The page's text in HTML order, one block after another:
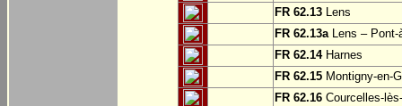
FR 62.13 Lens
FR 62.13aLens – Pont-
FR 62.14Harnes
FR 62.15 Montigny-en-
FR 62.16 Courcelles-